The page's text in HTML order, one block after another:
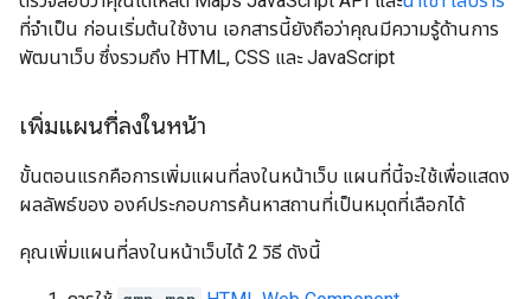
ที่จำเป็น ก่อนเริ่มต้นใช้งาน เอกสารนี้ยังถือว่าคุณมีความรู้ด้านการ
พัฒนาเว็บ ซึ่งรวมถึง HTML, CSS และ JavaScript
เพิ่มแผนที่ลงในหน้า
ขั้นตอนแรกคือการเพิ่มแผนที่ลงในหน้าเว็บ แผนที่นี้จะใช้เพื่อแสดง
ผลลัพธ์ของ องค์ประกอบการค้นหาสถานที่เป็นหมุดที่เลือกได้
คุณเพิ่มแผนที่ลงในหน้าเว็บได้ 2 วิธี ดังนี้